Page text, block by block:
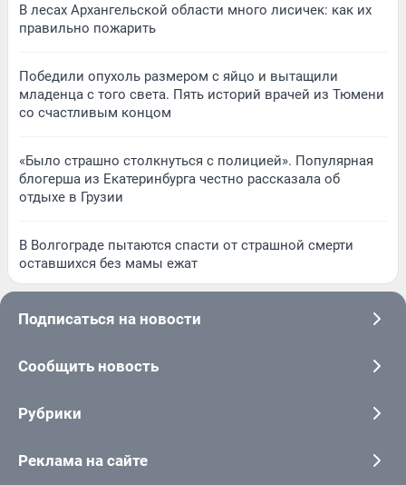
В лесах Архангельской области много лисичек: как их
правильно пожарить
Победили опухоль размером с яйцо и вытащили
младенца с того света. Пять историй врачей из Тюмени
со счастливым концом
«Было страшно столкнуться с полицией». Популярная
блогерша из Екатеринбурга честно рассказала об
отдыхе в Грузии
В Волгограде пытаются спасти от страшной смерти
оставшихся без мамы ежат
Подписаться на новости
Сообщить новость
Рубрики
Реклама на сайте